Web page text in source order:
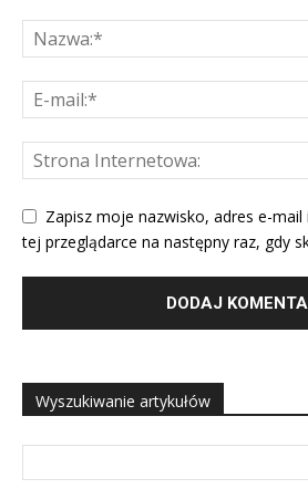
Zapisz moje nazwisko, adres e-
tej przeglądarce na następny raz, gdy
Wyszukiwanie artykułów